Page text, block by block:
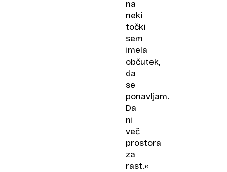
na
neki
točki
sem
imela
občutek,
da
se
ponavljam.
Da
ni
več
prostora
za
rast.«